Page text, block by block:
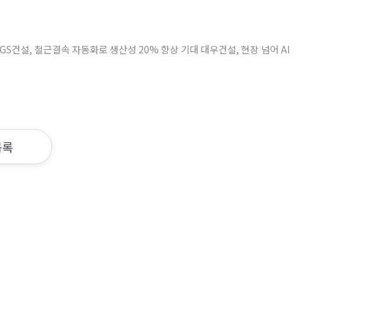
건설, 철근결속 자동화로 생산성 20% 향상 기대 대우건설, 현장 넘어 AI